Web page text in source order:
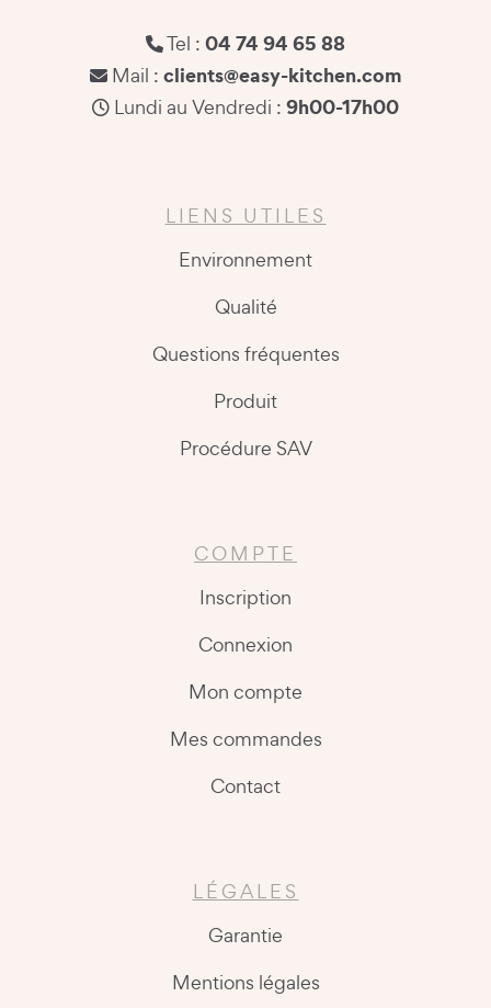
Tel : 04 74 94 65 88
Mail : clients@easy-kitchen.com
Lundi au Vendredi : 9h00-17h00
LIENS UTILES
Environnement
Qualité
Questions fréquentes
Produit
Procédure SAV
COMPTE
Inscription
Connexion
Mon compte
Mes commandes
Contact
LÉGALES
Garantie
Mentions légales